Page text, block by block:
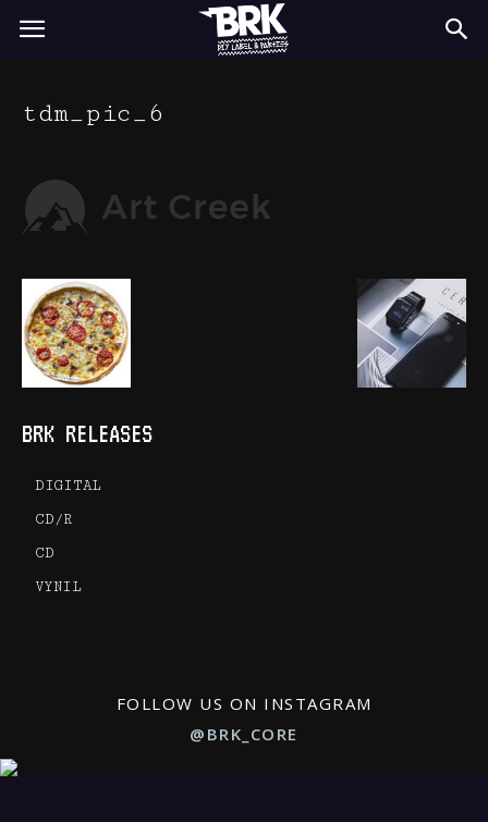
BRK
tdm_pic_6
BRK RELEASES
DIGITAL
CD/R
CD
VYNIL
FOLLOW US ON INSTAGRAM
@BRK_CORE